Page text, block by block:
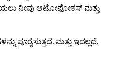
ನೀವು ಆಟೋಫೋಕಸ್ ಮತ್ತು
ಪೂರೈಸುತ್ತದೆ. ಮತ್ತು ಇದಲ್ಲದೆ,